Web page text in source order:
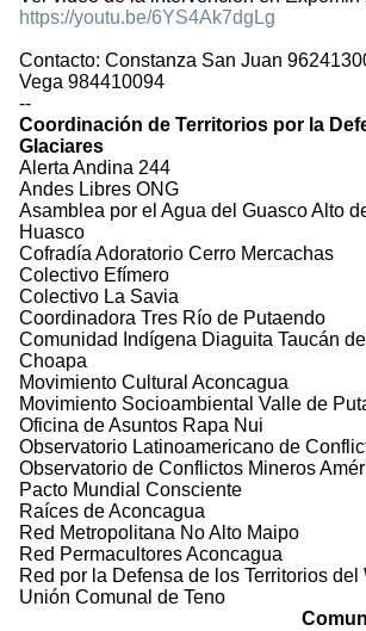
https://youtu.be/6YS4Ak7dgLg
Contacto: Constanza San Juan
Vega 984410094
--
Coordinación de Territorios por la
Glaciares
Alerta Andina 244
Andes Libres ONG
Asamblea por el Agua del Guasco Alto
Huasco
Cofradía Adoratorio Cerro Mercachas
Colectivo Efímero
Colectivo La Savia
Coordinadora Tres Río de Putaendo
Comunidad Indígena Diaguita Taucán
Choapa
Movimiento Cultural Aconcagua
Movimiento Socioambiental Valle de
Oficina de Asuntos Rapa Nui
Observatorio Latinoamericano de
Observatorio de Conflictos Mineros
Pacto Mundial Consciente
Raíces de Aconcagua
Red Metropolitana No Alto Maipo
Red Permacultores Aconcagua
Red por la Defensa de los Territorios del
Unión Comunal de Teno